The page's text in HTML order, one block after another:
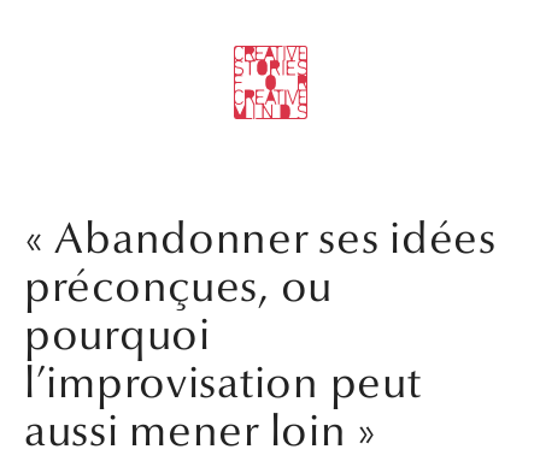
« Abandonner ses idées
préconçues, ou
pourquoi
l’improvisation peut
aussi mener loin »